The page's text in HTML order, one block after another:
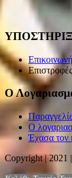
Επιστροφές
Ο
Ο
Έχασα τον
Copyright | 2021